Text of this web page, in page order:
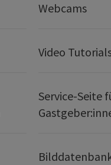
Webcams
Video
Service-Seite